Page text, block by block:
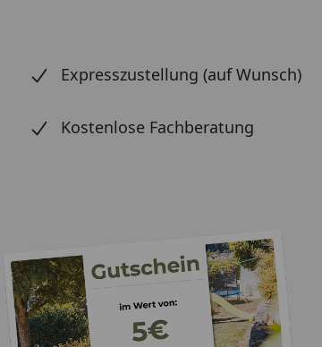
Expresszustellung (auf Wunsch)
Kostenlose Fachberatung